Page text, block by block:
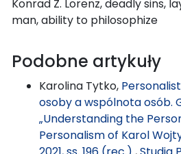
Konrad Z. Lorenz, deadly sins,
man, ability to philosophize
Podobne artykuły
Karolina Tytko,
osoby a wspólnota osób.
„Understanding the
Personalism of Karol